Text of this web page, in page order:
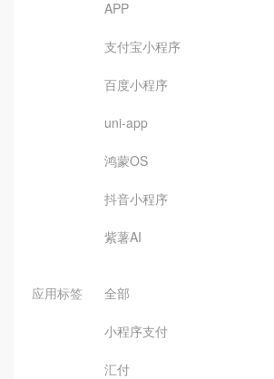
APP
支付宝小程序
百度小程序
uni-app
鸿蒙OS
抖音小程序
紫薯AI
应用标签 全部
小程序支付
汇付